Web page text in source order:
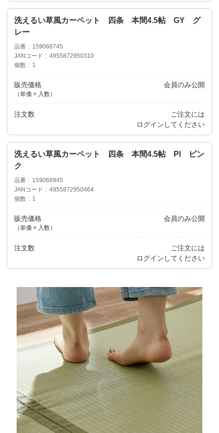
洗えるい草風カーペット 四条 本間4.5帖 GY グ
レー
品番
159068745
JANコード
4955872950310
個数
1
販売価格
（単価 × 入数）
会員のみ公開
注文数
ご注文には
ログイン してください
洗えるい草風カーペット 四条 本間4.5帖 PI ピン
ク
品番
159068945
JANコード
4955872950464
個数
1
販売価格
（単価 × 入数）
会員のみ公開
注文数
ご注文には
ログイン してください